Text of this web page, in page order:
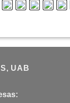
UAB